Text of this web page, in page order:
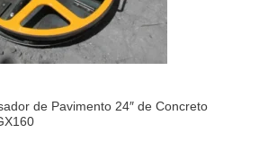
de Pavimento 24″ de Concreto